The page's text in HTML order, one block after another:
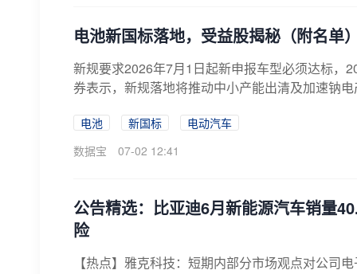
电池新国标落地，受益股揭秘（附名单
新规要求2026年7月1日起新申报车型必须达标，
券表示，新规落地将推动中小产能出清及加速钠
电池 新国标
电动汽车
数据宝
07-02 12:41
公告精选：比亚迪6月新能源汽车销量
险
【热点】雅克科技：短期内部分市场观点对公司